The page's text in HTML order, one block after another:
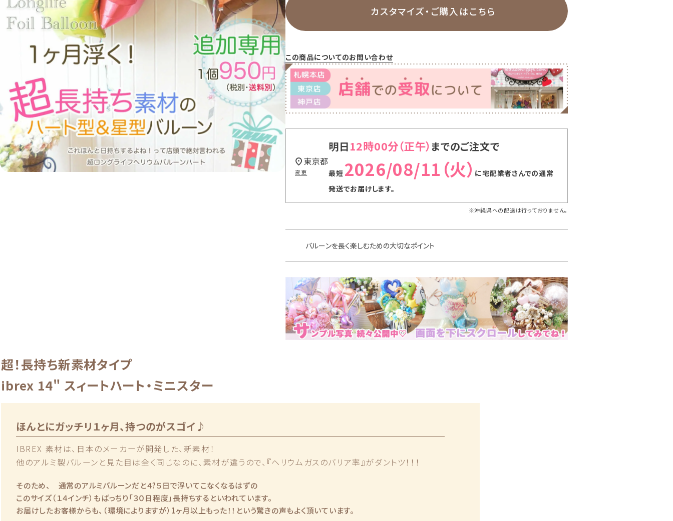
カスタマイズ・ ご購入はこちら
この商品についてのお問い合わせ
明日12時00分 までのご注文で
2026/08/11（火） に宅配業者さんでの通常
発送でお届けします。
東京都
変更
※沖縄県への配送は行っておりません。
バルーンを長く楽しむための大切なポイント
超！長持ち新素材タイプ
ibrex 14" スィートハート・ミニスター
ほんとにガッチリ１ヶ月、持つのがスゴイ♪
IBREX 素材は、日本のメーカーが開発した、新素材！
他のアルミ製バルーンと見た目は全く同じなのに、素材が違うので、『ヘリウムガスのバリア率』がダントツ！！！
そのため、 通常のアルミバルーンだと４?５日で浮いてこなくなるはずの
このサイズ（１４インチ）もばっちり「３０日程度」長持ちするといわれています。
お届けしたお客様からも、（環境によりますが）1ヶ月以上もった！！という驚きの声もよく頂いています。